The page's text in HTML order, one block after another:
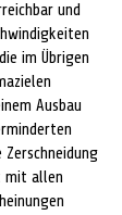
und
im Übrigen
Ausbau
mit allen